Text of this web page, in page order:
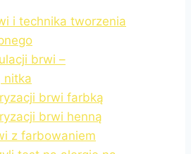
i technika tworzenia
brwi –
nitka
brwi farbką
brwi henną
z farbowaniem